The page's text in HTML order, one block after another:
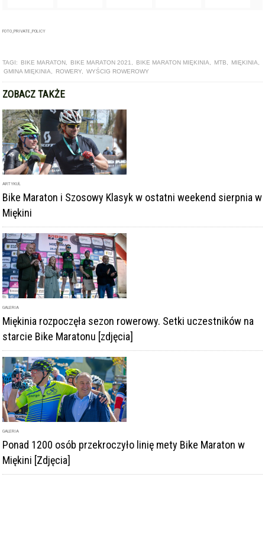
FOTO_PRIVATE_POLICY
TAGI: BIKE MARATON, BIKE MARATON 2021, BIKE MARATON MIĘKINIA, MTB, MIĘKINIA,
GMINA MIĘKINIA, ROWERY, WYŚCIG ROWEROWY
ZOBACZ TAKŻE
ARTYKUŁ
Bike Maraton i Szosowy Klasyk w ostatni weekend sierpnia w
Miękini
GALERIA
Miękinia rozpoczęła sezon rowerowy. Setki uczestników na
starcie Bike Maratonu [zdjęcia]
GALERIA
Ponad 1200 osób przekroczyło linię mety Bike Maraton w
Miękini [Zdjęcia]